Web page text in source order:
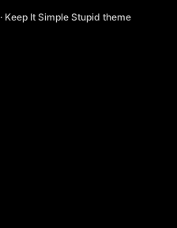
· Keep It Simple Stupid theme